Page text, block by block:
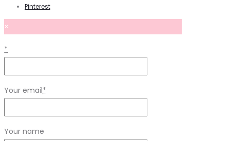
Pinterest
×
*
Your email*
Your name